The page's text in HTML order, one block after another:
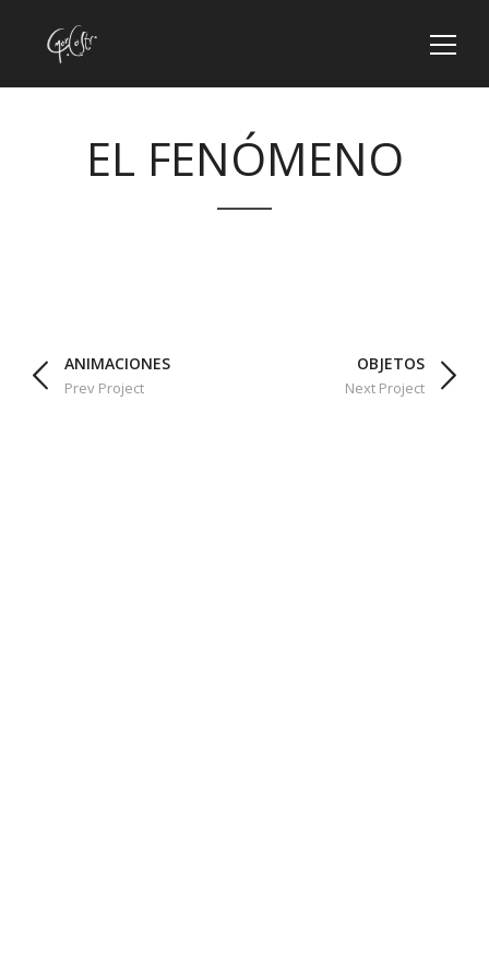
EL FENÓMENO
ANIMACIONES
Prev Project
OBJETOS
Next Project